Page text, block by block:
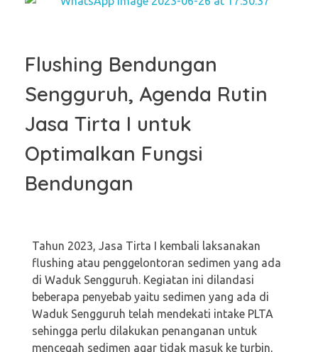
Flushing Bendungan
Sengguruh, Agenda Rutin
Jasa Tirta I untuk
Optimalkan Fungsi
Bendungan
Tahun 2023, Jasa Tirta I kembali laksanakan
flushing atau penggelontoran sedimen yang ada
di Waduk Sengguruh. Kegiatan ini dilandasi
beberapa penyebab yaitu sedimen yang ada di
Waduk Sengguruh telah mendekati intake PLTA
sehingga perlu dilakukan penanganan untuk
mencegah sedimen agar tidak masuk ke turbin,